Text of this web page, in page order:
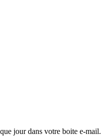
jour dans votre boite e-mail.